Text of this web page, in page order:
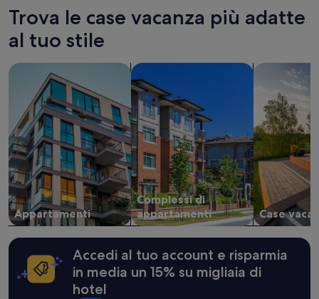
a
r
b
n
d
o
t
t
a
c
o
n
u
24
ore,
per
un
soggiorno
di
notte
adulti.
Prezzi
e
disponibilità
possono
cambiare.
Potrebbero
essere
previste
condizioni
aggiuntive.
Trova le case vacanza più adatte
al tuo stile
Appartamenti
cerca appartamenti
Complessi di
appartamenti
cerca complessi di appartamenti
Case
cerca case
Accedi al tuo account e risparmia
in media un 15% su migliaia di
hotel